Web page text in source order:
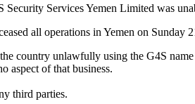
Services Yemen Limited was
all operations in Yemen on Sunday
country unlawfully using the G4S
aspect of that business.
third parties.